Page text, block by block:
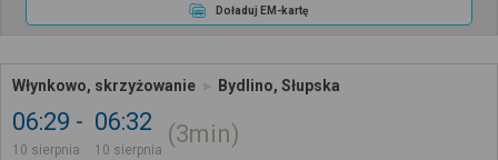
Doładuj EM-kartę
Włynkowo, skrzyżowanie Bydlino, Słupska
06:29
10 sierpnia
06:32
10 sierpnia
3min